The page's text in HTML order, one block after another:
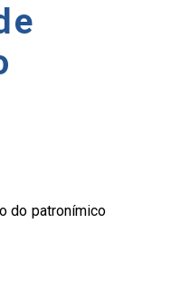
do patronímico